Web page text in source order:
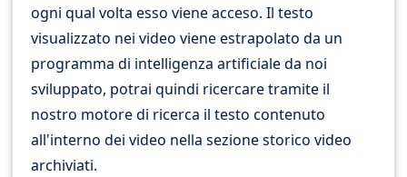
ogni qual volta esso viene acceso. Il testo
visualizzato nei video viene estrapolato da un
programma di intelligenza artificiale da noi
sviluppato, potrai quindi ricercare tramite il
nostro motore di ricerca il testo contenuto
all'interno dei video nella sezione storico video
archiviati.